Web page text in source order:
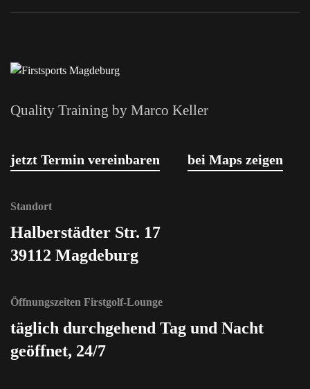
Quality Training by Marco Keller
jetzt Termin vereinbaren bei Maps zeigen
Standort
Halberstädter Str. 17
39112 Magdeburg
Öffnungszeiten Firstgolf-Lounge
täglich durchgehend Tag und Nacht
geöffnet, 24/7